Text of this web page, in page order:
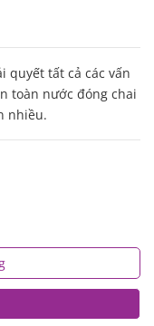
quyết tất cả các vấn
toàn nước đóng chai
nhiều.